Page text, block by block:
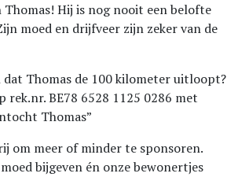
Thomas! Hij is nog nooit een belofte
moed en drijfveer zijn zeker van de
dat Thomas de 100 kilometer uitloopt?
rek.nr. BE78 6528 1125 0286 met
Thomas”
om meer of minder te sponsoren.
bijgeven én onze bewonertjes